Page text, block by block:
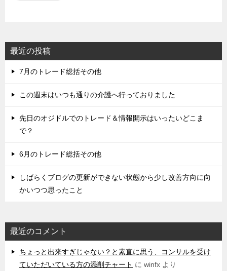
最近の投稿
7月のトレード総括その他
この週末はいつも通りの介護へ行っておりました
先日のオジドルでのトレード＆情報開示はいったいどこま
で？
6月のトレード総括その他
しばらくブログの更新ができない状態から少し改善方向に向
かいつつ思ったこと
最近のコメント
ちょっと出来すぎじゃない？と素直に思う、コンサルを受け
ていただいている方の添削チャート に winfx より